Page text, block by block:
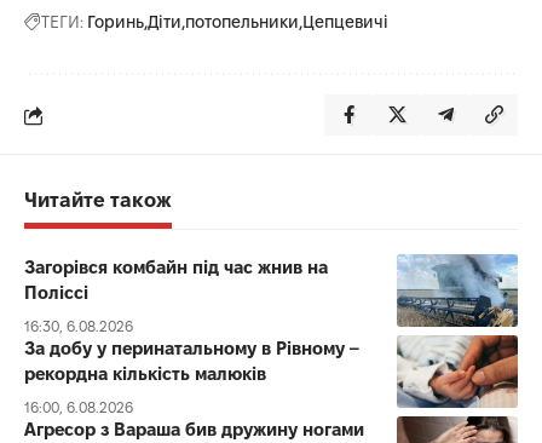
ТЕГИ: ГориньДіти потопельники Цепцевичі
Читайте також
Загорівся комбайн під час жнив на
Поліссі
16:30, 6.08.2026
За добу у перинатальному в Рівному –
рекордна кількість малюків
16:00, 6.08.2026
Агресор з Вараша бив дружину ногами